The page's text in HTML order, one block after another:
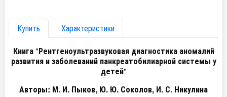
Купить
Характеристики
Книга"Рентгеноультразвуковая диагностика аномалий
развития и заболеваний панкреатобилиарной системы у
детей"
Авторы: М. И. Пыков, Ю. Ю. Соколов, И. С. Никулина